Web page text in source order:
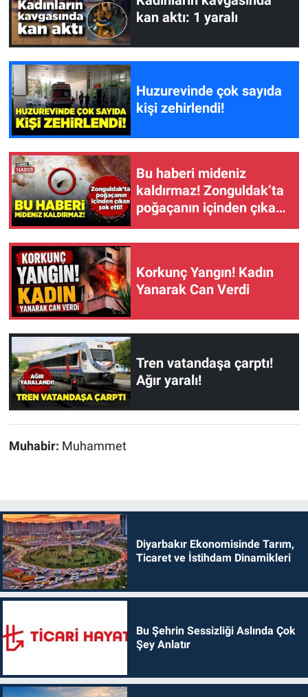
kan aktı: 1 yaralı
Huzurevinde çok sayıda
kişi zehirlendi!
Bu haberi mideniz
kaldırmaz! Zonguldak’ta
poğaçanın içinden çıkan
Korkunç Yangın! Kadın
Yanarak Can Verdi
Tren vatandaşa çarptı!
Ağır yaralı!
Muhabir: Muhammet
Diyarbakır Ekonomisinde Tarım,
Ticaret ve İstihdam Dinamikleri
Bu Şehrin Sessizliği Aslında Çok
Şey Anlatır